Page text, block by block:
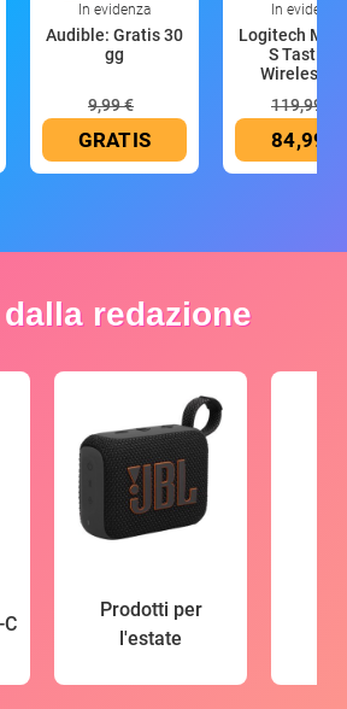
In evidenza
Audible: Gratis 30
gg
9,99 €
GRATIS
In evidenza
Logitech MX
S Tastiera
Wireless
119,99 €
84,99 €
redazione
Prodotti per
l'estate